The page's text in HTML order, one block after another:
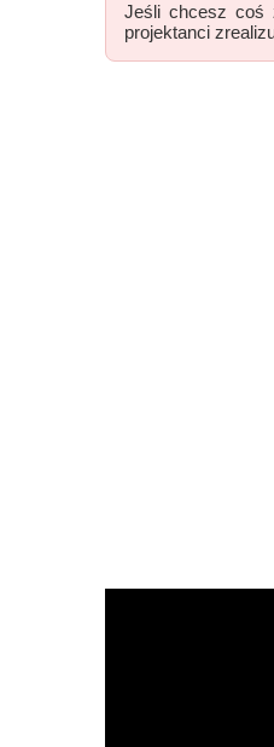
Jeśli chcesz coś
projektanci